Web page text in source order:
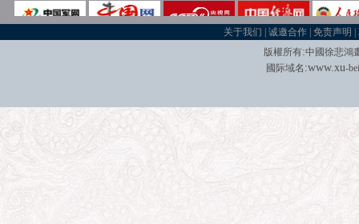
关于我们 |诚邀合作 |免责声明 |
版權所有:中國徐悲鴻
國际域名 :www.xu-